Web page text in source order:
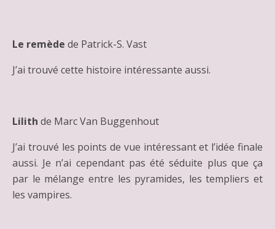
Le remède de Patrick-S. Vast
J’ai trouvé cette histoire intéressante aussi.
Lilith de Marc Van Buggenhout
J’ai trouvé les points de vue intéressant et l’idée finale
aussi. Je n’ai cependant pas été séduite plus que ça
par le mélange entre les pyramides, les templiers et
les vampires.